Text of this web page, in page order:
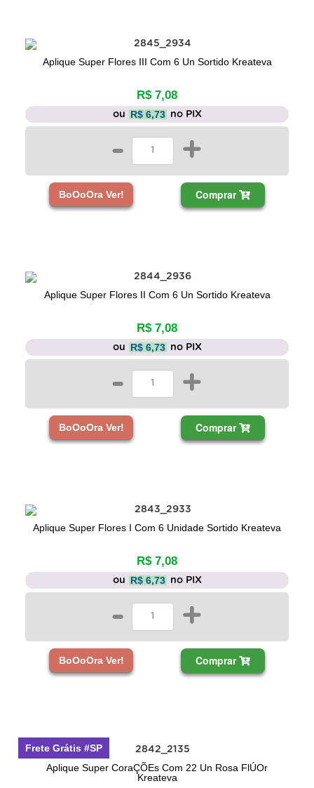
Aplique Super Flores III Com 6 Un Sortido Kreateva
R$ 7,08
ou R$ 6,73 no PIX
- +
BoOoOra Ver! Comprar
Aplique Super Flores II Com 6 Un Sortido Kreateva
R$ 7,08
ou R$ 6,73 no PIX
- +
BoOoOra Ver! Comprar
Aplique Super Flores I Com 6 Unidade Sortido Kreateva
R$ 7,08
ou R$ 6,73 no PIX
- +
BoOoOra Ver! Comprar
Aplique Super CoraÇÕEs Com 22 Un Rosa FlÚOr
Kreateva
Frete Grátis #SP